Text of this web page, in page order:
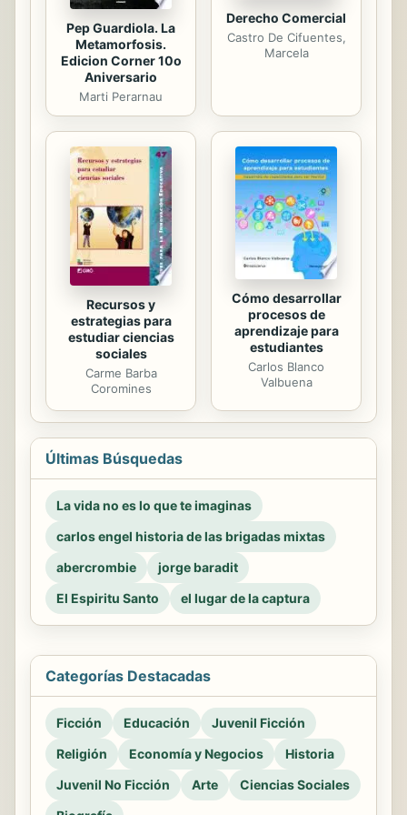
Pep Guardiola. La
Metamorfosis.
Edicion Corner 10o
Aniversario
Marti Perarnau
Derecho Comercial
Castro De Cifuentes,
Marcela
Recursos y
estrategias para
estudiar ciencias
sociales
Carme Barba
Coromines
Cómo desarrollar
procesos de
aprendizaje para
estudiantes
Carlos Blanco
Valbuena
Últimas Búsquedas
La vida no es lo que te imaginas
carlos engel historia de las brigadas mixtas
abercrombie
jorge baradit
El Espiritu Santo
el lugar de la captura
Categorías Destacadas
Ficción Educación
Juvenil Ficción
Religión
Economía y Negocios
Historia
Juvenil No Ficción
Arte
Ciencias Sociales